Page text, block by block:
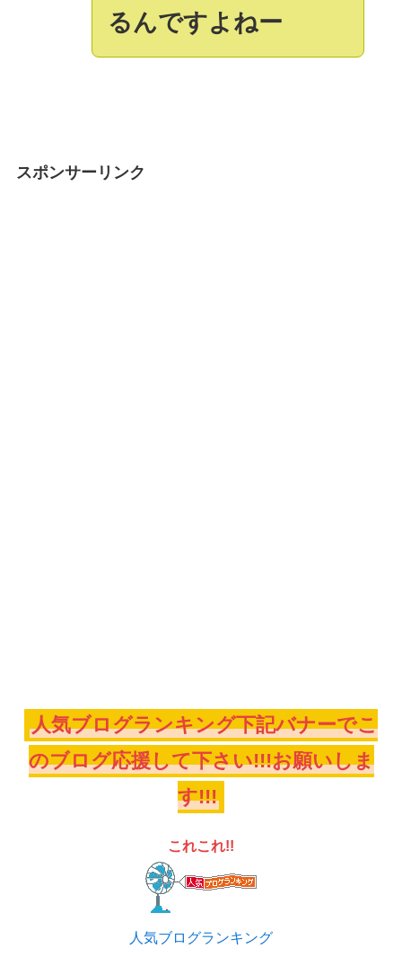
るんですよねー
スポンサーリンク
人気ブログランキング下記バナーでこ
のブログ応援して下さい!!!お願いしま
す!!!
これこれ!!
人気ブログランキング